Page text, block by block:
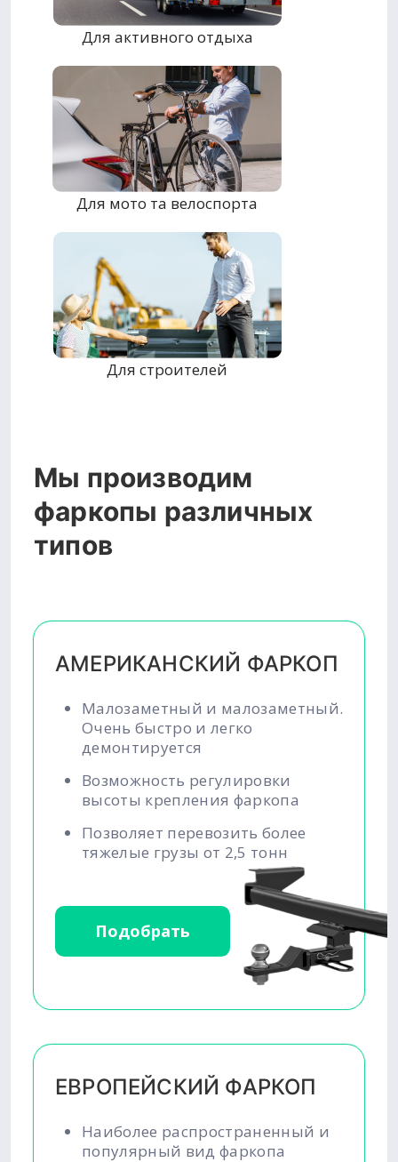
Для активного отдыха
Для мото та велоспорта
Для строителей
Мы производим
фаркопы различных
типов
АМЕРИКАНСКИЙ ФАРКОП
Малозаметный и малозаметный.
Очень быстро и легко
демонтируется
Возможность регулировки
высоты крепления фаркопа
Позволяет перевозить более
тяжелые грузы от 2,5 тонн
Подобрать
ЕВРОПЕЙСКИЙ ФАРКОП
Наиболее распространенный и
популярный вид фаркопа